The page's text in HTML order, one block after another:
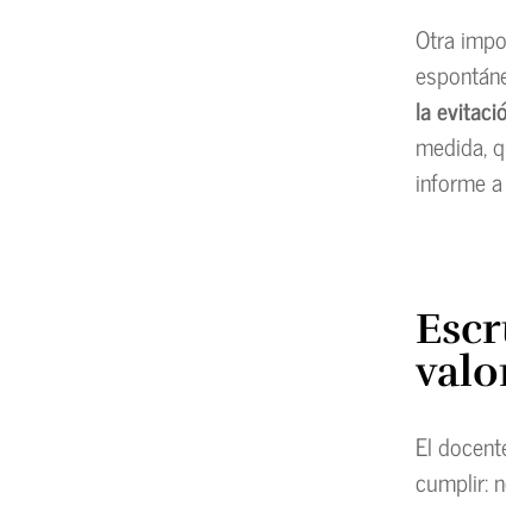
Otra
la
medida,
informe
El
cumplir: